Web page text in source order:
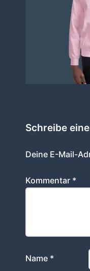
Schreibe
Deine E-Mail-
Kommentar *
Name *